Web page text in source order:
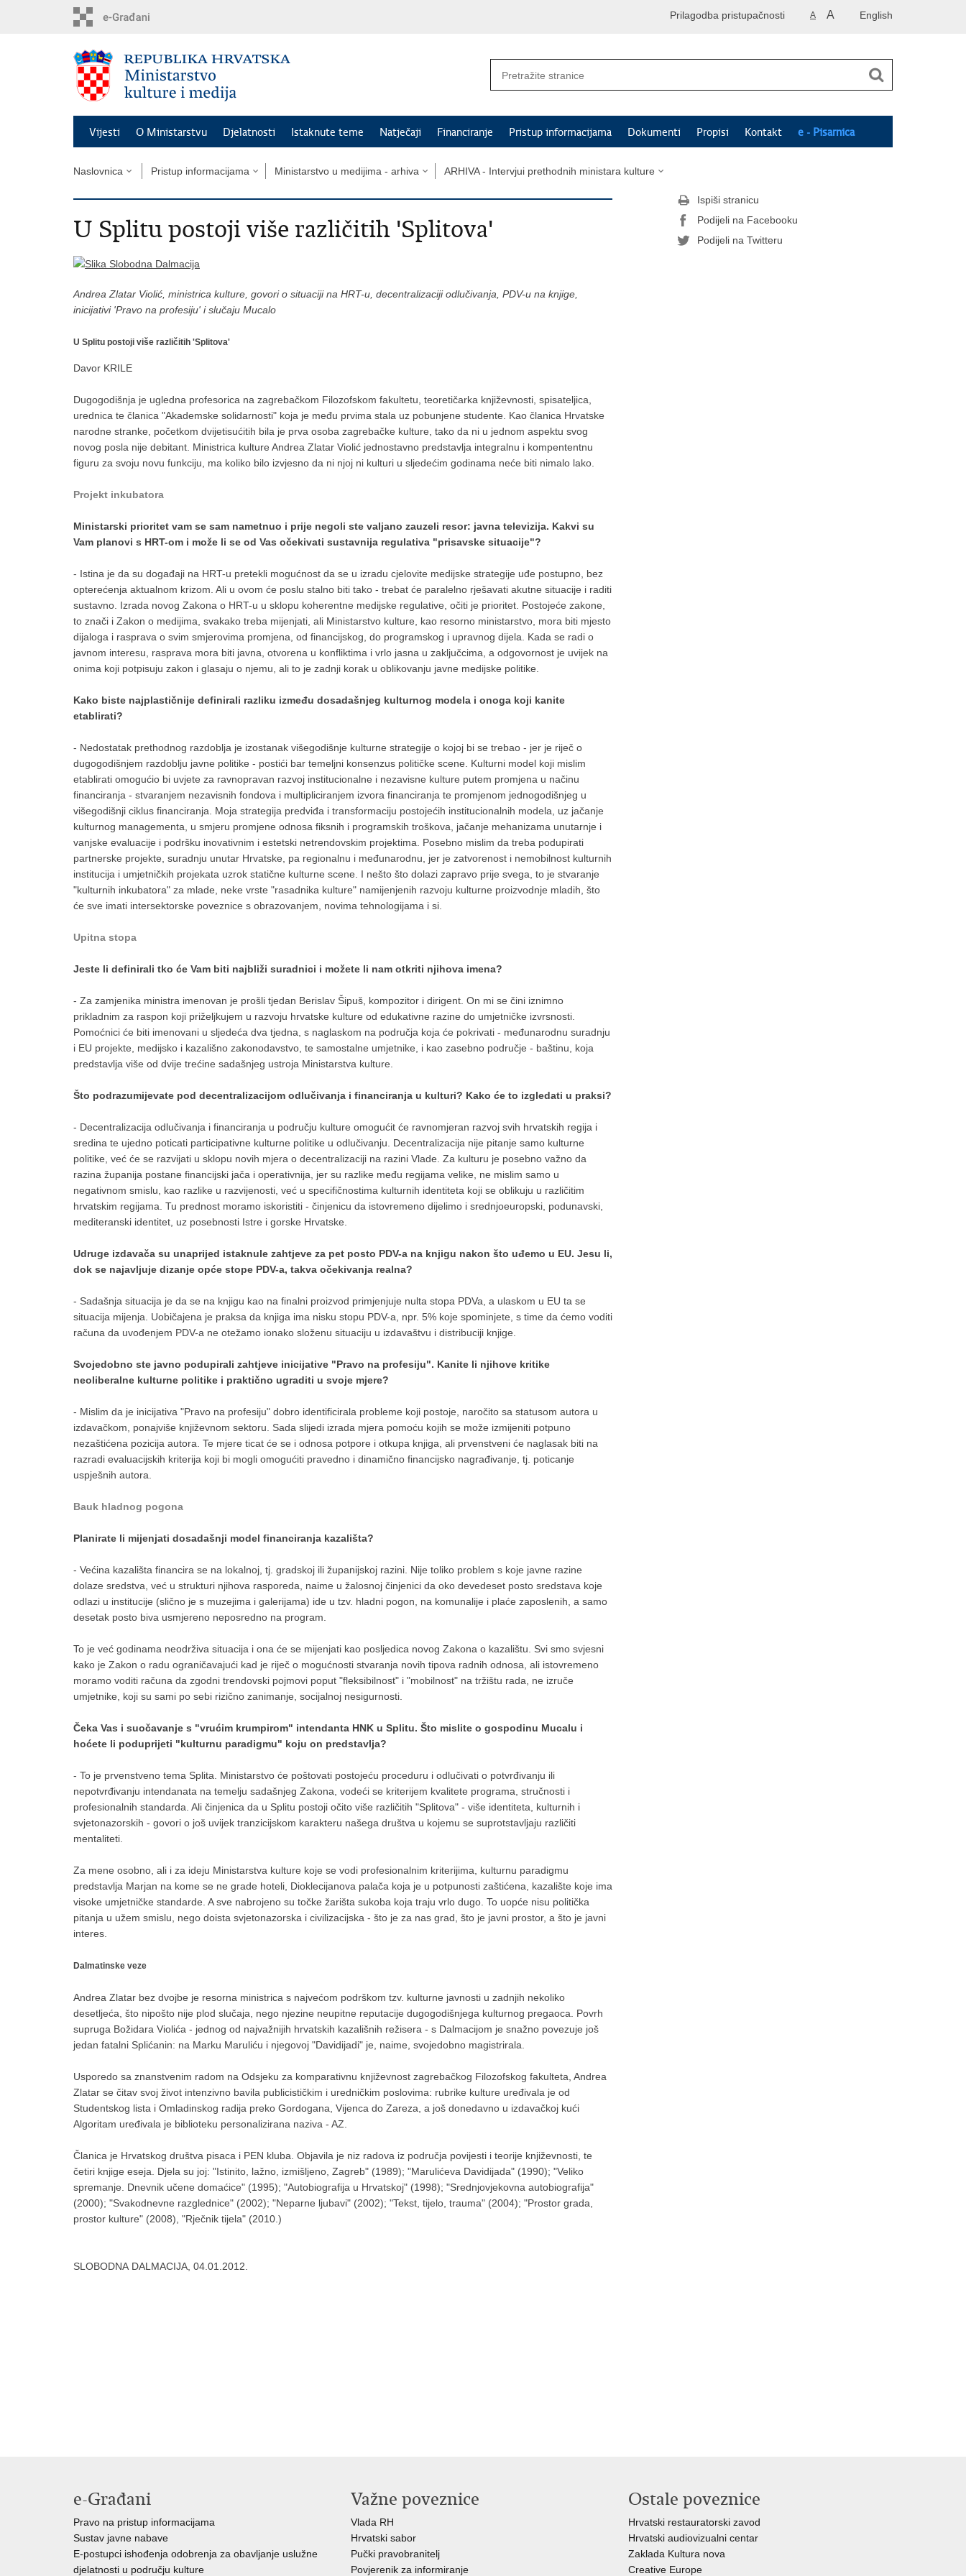
English
A A
Prilagodba pristupačnosti
Vijesti O Ministarstvu Djelatnosti Istaknute teme Natječaji Financiranje Pristup informacijama Dokumenti Propisi Kontakt e - Pisarnica
Naslovnica Pristup informacijama Ministarstvo u medijima - arhiva ARHIVA - Intervjui prethodnih ministara kulture
U Splitu postoji više različitih 'Splitova'
Andrea Zlatar Violić, ministrica kulture, govori o situaciji na HRT-u, decentralizaciji odlučivanja, PDV-u na knjige,
inicijativi 'Pravo na profesiju' i slučaju Mucalo
U Splitu postoji više različitih 'Splitova'
Davor KRILE
Dugogodišnja je ugledna profesorica na zagrebačkom Filozofskom fakultetu, teoretičarka književnosti, spisateljica,
urednica te članica "Akademske solidarnosti" koja je među prvima stala uz pobunjene studente. Kao članica Hrvatske
narodne stranke, početkom dvijetisućitih bila je prva osoba zagrebačke kulture, tako da ni u jednom aspektu svog
novog posla nije debitant. Ministrica kulture Andrea Zlatar Violić jednostavno predstavlja integralnu i kompententnu
figuru za svoju novu funkciju, ma koliko bilo izvjesno da ni njoj ni kulturi u sljedećim godinama neće biti nimalo lako.
Projekt inkubatora
Ministarski prioritet vam se sam nametnuo i prije negoli ste valjano zauzeli resor: javna televizija. Kakvi su
Vam planovi s HRT-om i može li se od Vas očekivati sustavnija regulativa "prisavske situacije"?
- Istina je da su događaji na HRT-u pretekli mogućnost da se u izradu cjelovite medijske strategije uđe postupno, bez
opterećenja aktualnom krizom. Ali u ovom će poslu stalno biti tako - trebat će paralelno rješavati akutne situacije i raditi
sustavno. Izrada novog Zakona o HRT-u u sklopu koherentne medijske regulative, očiti je prioritet. Postojeće zakone,
to znači i Zakon o medijima, svakako treba mijenjati, ali Ministarstvo kulture, kao resorno ministarstvo, mora biti mjesto
dijaloga i rasprava o svim smjerovima promjena, od financijskog, do programskog i upravnog dijela. Kada se radi o
javnom interesu, rasprava mora biti javna, otvorena u konfliktima i vrlo jasna u zaključcima, a odgovornost je uvijek na
onima koji potpisuju zakon i glasaju o njemu, ali to je zadnji korak u oblikovanju javne medijske politike.
Kako biste najplastičnije definirali razliku između dosadašnjeg kulturnog modela i onoga koji kanite
etablirati?
- Nedostatak prethodnog razdoblja je izostanak višegodišnje kulturne strategije o kojoj bi se trebao - jer je riječ o
dugogodišnjem razdoblju javne politike - postići bar temeljni konsenzus političke scene. Kulturni model koji mislim
etablirati omogućio bi uvjete za ravnopravan razvoj institucionalne i nezavisne kulture putem promjena u načinu
financiranja - stvaranjem nezavisnih fondova i multipliciranjem izvora financiranja te promjenom jednogodišnjeg u
višegodišnji ciklus financiranja. Moja strategija predviđa i transformaciju postojećih institucionalnih modela, uz jačanje
kulturnog managementa, u smjeru promjene odnosa fiksnih i programskih troškova, jačanje mehanizama unutarnje i
vanjske evaluacije i podršku inovativnim i estetski netrendovskim projektima. Posebno mislim da treba podupirati
partnerske projekte, suradnju unutar Hrvatske, pa regionalnu i međunarodnu, jer je zatvorenost i nemobilnost kulturnih
institucija i umjetničkih projekata uzrok statične kulturne scene. I nešto što dolazi zapravo prije svega, to je stvaranje
"kulturnih inkubatora" za mlade, neke vrste "rasadnika kulture" namijenjenih razvoju kulturne proizvodnje mladih, što
će sve imati intersektorske poveznice s obrazovanjem, novima tehnologijama i si.
Upitna stopa
Jeste li definirali tko će Vam biti najbliži suradnici i možete li nam otkriti njihova imena?
- Za zamjenika ministra imenovan je prošli tjedan Berislav Šipuš, kompozitor i dirigent. On mi se čini iznimno
prikladnim za raspon koji priželjkujem u razvoju hrvatske kulture od edukativne razine do umjetničke izvrsnosti.
Pomoćnici će biti imenovani u sljedeća dva tjedna, s naglaskom na područja koja će pokrivati - međunarodnu suradnju
i EU projekte, medijsko i kazališno zakonodavstvo, te samostalne umjetnike, i kao zasebno područje - baštinu, koja
predstavlja više od dvije trećine sadašnjeg ustroja Ministarstva kulture.
Što podrazumijevate pod decentralizacijom odlučivanja i financiranja u kulturi? Kako će to izgledati u praksi?
- Decentralizacija odlučivanja i financiranja u području kulture omogućit će ravnomjeran razvoj svih hrvatskih regija i
sredina te ujedno poticati participativne kulturne politike u odlučivanju. Decentralizacija nije pitanje samo kulturne
politike, već će se razvijati u sklopu novih mjera o decentralizaciji na razini Vlade. Za kulturu je posebno važno da
razina županija postane financijski jača i operativnija, jer su razlike među regijama velike, ne mislim samo u
negativnom smislu, kao razlike u razvijenosti, već u specifičnostima kulturnih identiteta koji se oblikuju u različitim
hrvatskim regijama. Tu prednost moramo iskoristiti - činjenicu da istovremeno dijelimo i srednjoeuropski, podunavski,
mediteranski identitet, uz posebnosti Istre i gorske Hrvatske.
Udruge izdavača su unaprijed istaknule zahtjeve za pet posto PDV-a na knjigu nakon što uđemo u EU. Jesu li,
dok se najavljuje dizanje opće stope PDV-a, takva očekivanja realna?
- Sadašnja situacija je da se na knjigu kao na finalni proizvod primjenjuje nulta stopa PDVa, a ulaskom u EU ta se
situacija mijenja. Uobičajena je praksa da knjiga ima nisku stopu PDV-a, npr. 5% koje spominjete, s time da ćemo voditi
računa da uvođenjem PDV-a ne otežamo ionako složenu situaciju u izdavaštvu i distribuciji knjige.
Svojedobno ste javno podupirali zahtjeve inicijative "Pravo na profesiju". Kanite li njihove kritike
neoliberalne kulturne politike i praktično ugraditi u svoje mjere?
- Mislim da je inicijativa "Pravo na profesiju" dobro identificirala probleme koji postoje, naročito sa statusom autora u
izdavačkom, ponajviše književnom sektoru. Sada slijedi izrada mjera pomoću kojih se može izmijeniti potpuno
nezaštićena pozicija autora. Te mjere ticat će se i odnosa potpore i otkupa knjiga, ali prvenstveni će naglasak biti na
razradi evaluacijskih kriterija koji bi mogli omogućiti pravedno i dinamično financijsko nagrađivanje, tj. poticanje
uspješnih autora.
Bauk hladnog pogona
Planirate li mijenjati dosadašnji model financiranja kazališta?
- Većina kazališta financira se na lokalnoj, tj. gradskoj ili županijskoj razini. Nije toliko problem s koje javne razine
dolaze sredstva, već u strukturi njihova rasporeda, naime u žalosnoj činjenici da oko devedeset posto sredstava koje
odlazi u institucije (slično je s muzejima i galerijama) ide u tzv. hladni pogon, na komunalije i plaće zaposlenih, a samo
desetak posto biva usmjereno neposredno na program.
To je već godinama neodrživa situacija i ona će se mijenjati kao posljedica novog Zakona o kazalištu. Svi smo svjesni
kako je Zakon o radu ograničavajući kad je riječ o mogućnosti stvaranja novih tipova radnih odnosa, ali istovremeno
moramo voditi računa da zgodni trendovski pojmovi poput "fleksibilnost" i "mobilnost" na tržištu rada, ne izruče
umjetnike, koji su sami po sebi rizično zanimanje, socijalnoj nesigurnosti.
Čeka Vas i suočavanje s "vrućim krumpirom" intendanta HNK u Splitu. Što mislite o gospodinu Mucalu i
hoćete li poduprijeti "kulturnu paradigmu" koju on predstavlja?
- To je prvenstveno tema Splita. Ministarstvo će poštovati postojeću proceduru i odlučivati o potvrđivanju ili
nepotvrđivanju intendanata na temelju sadašnjeg Zakona, vodeći se kriterijem kvalitete programa, stručnosti i
profesionalnih standarda. Ali činjenica da u Splitu postoji očito više različitih "Splitova" - više identiteta, kulturnih i
svjetonazorskih - govori o još uvijek tranzicijskom karakteru našega društva u kojemu se suprotstavljaju različiti
mentaliteti.
Za mene osobno, ali i za ideju Ministarstva kulture koje se vodi profesionalnim kriterijima, kulturnu paradigmu
predstavlja Marjan na kome se ne grade hoteli, Dioklecijanova palača koja je u potpunosti zaštićena, kazalište koje ima
visoke umjetničke standarde. A sve nabrojeno su točke žarišta sukoba koja traju vrlo dugo. To uopće nisu politička
pitanja u užem smislu, nego doista svjetonazorska i civilizacijska - što je za nas grad, što je javni prostor, a što je javni
interes.
Dalmatinske veze
Andrea Zlatar bez dvojbe je resorna ministrica s najvećom podrškom tzv. kulturne javnosti u zadnjih nekoliko
desetljeća, što nipošto nije plod slučaja, nego njezine neupitne reputacije dugogodišnjega kulturnog pregaoca. Povrh
supruga Božidara Violića - jednog od najvažnijih hrvatskih kazališnih režisera - s Dalmacijom je snažno povezuje još
jedan fatalni Splićanin: na Marku Maruliću i njegovoj "Davidijadi" je, naime, svojedobno magistrirala.
Usporedo sa znanstvenim radom na Odsjeku za komparativnu književnost zagrebačkog Filozofskog fakulteta, Andrea
Zlatar se čitav svoj život intenzivno bavila publicističkim i uredničkim poslovima: rubrike kulture uređivala je od
Studentskog lista i Omladinskog radija preko Gordogana, Vijenca do Zareza, a još donedavno u izdavačkoj kući
Algoritam uređivala je biblioteku personalizirana naziva - AZ.
Članica je Hrvatskog društva pisaca i PEN kluba. Objavila je niz radova iz područja povijesti i teorije književnosti, te
četiri knjige eseja. Djela su joj: "Istinito, lažno, izmišljeno, Zagreb" (1989); "Marulićeva Davidijada" (1990); "Veliko
spremanje. Dnevnik učene domaćice" (1995); "Autobiografija u Hrvatskoj" (1998); "Srednjovjekovna autobiografija"
(2000); "Svakodnevne razglednice" (2002); "Neparne ljubavi" (2002); "Tekst, tijelo, trauma" (2004); "Prostor grada,
prostor kulture" (2008), "Rječnik tijela" (2010.)
SLOBODNA DALMACIJA, 04.01.2012.
Ispiši stranicu
Podijeli na Facebooku
Podijeli na Twitteru
e-Građani
Pravo na pristup informacijama
Sustav javne nabave
E-postupci ishođenja odobrenja za obavljanje uslužne
djelatnosti u području kulture
Važne poveznice
Vlada RH
Hrvatski sabor
Pučki pravobranitelj
Povjerenik za informiranje
Ostale poveznice
Hrvatski restauratorski zavod
Hrvatski audiovizualni centar
Zaklada Kultura nova
Creative Europe